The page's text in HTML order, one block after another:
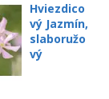
Hviezdico
vý Jazmín,
slaboružo
vý